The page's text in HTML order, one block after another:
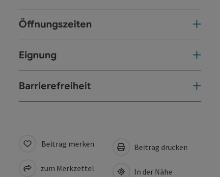
Öffnungszeiten
Eignung
Barrierefreiheit
Beitrag merken
zum Merkzettel
Beitrag drucken
In der Nähe